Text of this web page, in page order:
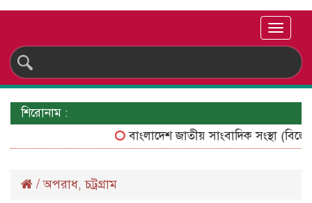
Toggle
শিরোনাম :
বাংলাদেশ জাতীয় সাংবাদিক সংস্থা
/অপরাধ,চট্রগ্রাম